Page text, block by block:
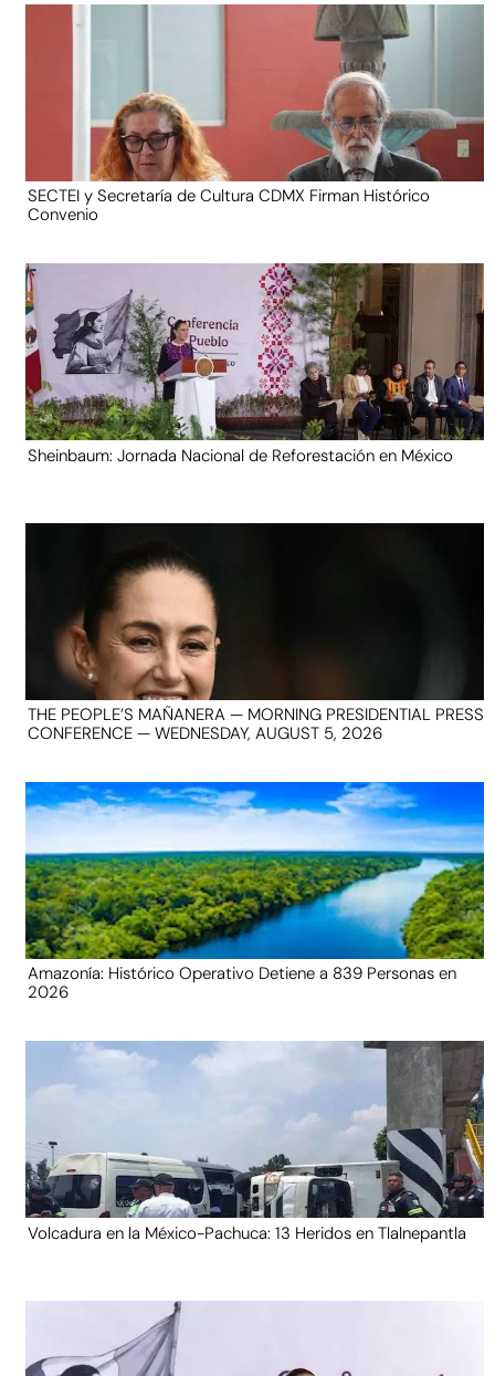
SECTEI y Secretaría de Cultura CDMX Firman Histórico
Convenio
Sheinbaum: Jornada Nacional de Reforestación en México
THE PEOPLE’S MAÑANERA — MORNING PRESIDENTIAL PRESS
CONFERENCE — WEDNESDAY, AUGUST 5, 2026
Amazonía: Histórico Operativo Detiene a 839 Personas en
2026
Volcadura en la México-Pachuca: 13 Heridos en Tlalnepantla